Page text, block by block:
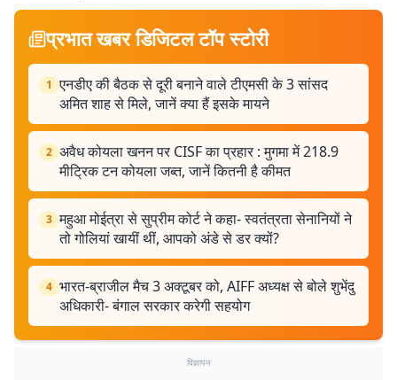
प्रभात खबर डिजिटल टॉप स्टोरी
1 एनडीए की बैठक से दूरी बनाने वाले टीएमसी के 3 सांसद
अमित शाह से मिले, जानें क्या हैं इसके मायने
2 अवैध कोयला खनन पर CISF का प्रहार : मुगमा में 218.9
मीट्रिक टन कोयला जब्त, जानें कितनी है कीमत
3 महुआ मोईत्रा से सुप्रीम कोर्ट ने कहा- स्वतंत्रता सेनानियों ने
तो गोलियां खायीं थीं, आपको अंडे से डर क्यों?
4 भारत-ब्राजील मैच 3 अक्टूबर को, AIFF अध्यक्ष से बोले शुभेंदु
अधिकारी- बंगाल सरकार करेगी सहयोग
विज्ञापन